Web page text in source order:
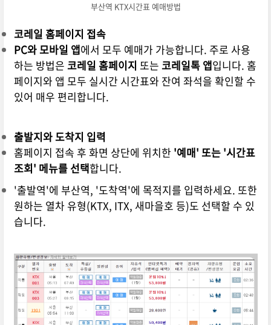
부산역 KTX시간표 예매방법
코레일 홈페이지 접속
PC와 모바일 앱에서 모두 예매가 가능합니다. 주로 사용
하는 방법은 코레일 홈페이지 또는 코레일톡 앱입니다. 홈
페이지와 앱 모두 실시간 시간표와 잔여 좌석을 확인할 수
있어 매우 편리합니다.
출발지와 도착지 입력
홈페이지 접속 후 화면 상단에 위치한 '예매' 또는 '시간표
조회' 메뉴를 선택합니다.
'출발역'에 부산역, '도착역'에 목적지를 입력하세요. 또한
원하는 열차 유형(KTX, ITX, 새마을호 등)도 선택할 수 있
습니다.